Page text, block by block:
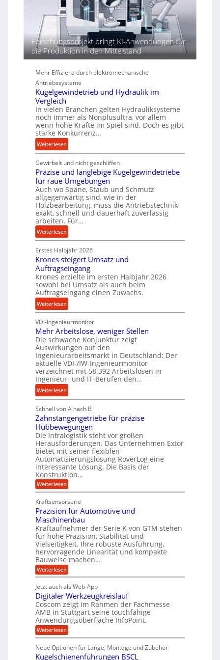
e
d
i
e
e
r
f
o
r
m
a
n
c
b
e
i
m
D
r
ü
c
k
p
r
o
z
e
s
s
Forschungsprojekt bringt KI-Anwendungen für
die Produktion in den Mittelstand
Mehr Effizienz durch elektromechanische
Antriebssysteme
Kugelgewindetrieb und Hydraulik im
Vergleich
In vielen Branchen gelten Hydrauliksysteme
noch immer als Nonplusultra, vor allem
wenn hohe Kräfte im Spiel sind. Doch es gibt
starke Konkurrenz…
Weiterlesen:
K
u
g
e
l
g
e
w
i
n
e
t
r
i
e
b
u
n
d
H
y
d
r
a
u
l
i
m
V
e
r
g
l
e
Gewirbelt und nicht geschliffen
Präzise und langlebige Kugelgewindetriebe
für raue Umgebungen
Auch wo Späne, Staub und Schmutz
allgegenwärtig sind, wie in der
Holzbearbeitung, muss die Antriebstechnik
exakt, schnell und dauerhaft zuverlässig
arbeiten. Für…
Weiterlesen:
P
r
ä
z
i
s
e
u
n
d
l
a
n
g
l
e
b
i
g
e
K
u
g
e
l
g
e
w
i
n
d
e
t
r
i
e
b
e
f
ü
r
r
a
e
Erstes Halbjahr 2026
Krones steigert Umsatz und
Auftragseingang
Krones erzielte im ersten Halbjahr 2026
sowohl bei Umsatz als auch beim
Auftragseingang einen Zuwachs.
Weiterlesen:
K
r
o
n
e
s
s
t
e
i
g
r
t
U
m
s
a
t
z
n
d
A
u
f
t
r
a
g
s
e
i
n
g
a
n
g
VDI-Ingenieurmonitor
Mehr Arbeitslose, weniger Stellen
Die schwache Konjunktur zeigt
Auswirkungen auf den
Ingenieurarbeitsmarkt in Deutschland: Der
aktuelle VDI-/IW-Ingenieurmonitor
verzeichnet mit 58.392 Arbeitslosen in
Ingenieur- und IT-Berufen den…
Weiterlesen:
M
e
h
r
A
r
b
e
i
t
s
l
o
s
e
,
w
e
n
i
g
e
r
S
t
e
l
Schnell von A nach B
Zahnstangengetriebe für präzise
Hubbewegungen
Die Intralogistik steht vor großen
Herausforderungen. Das Unternehmen Extor
bietet mit seiner flexiblen
Automatisierungslösung RoverLog eine
interessante Lösung. Die Basis der
Konstruktion…
Weiterlesen:
Z
h
n
s
t
a
n
g
e
n
g
e
t
r
i
e
b
e
f
ü
r
r
ä
Kraftsensorserie
Präzision für Automotive und
Maschinenbau
Kraftaufnehmer der Serie K von GTM stehen
für hohe Präzision, Stabilität und
Vielseitigkeit. Ihre robuste Ausführung,
hervorragende Linearität und kompakte
Bauweise machen…
Weiterlesen:
P
ä
z
i
s
i
o
n
f
r
A
Jetzt auch als Web-App
Digitaler Werkzeugkreislauf
Coscom zeigt im Rahmen der Fachmesse
AMB in Stuttgart seine touchfähige
Anwendungsoberfläche InfoPoint.
Weiterlesen:
D
g
i
Neue Optionen für Länge, Montage und Zubehör
Kugelschienenführungen BSCL